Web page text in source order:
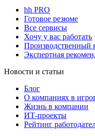
hh PRO
Готовое резюме
Все сервисы
Хочу у вас работать
Производственный
Экспертная
Новости и статьи
Блог
О компаниях в
Жизнь в компании
ИТ-проекты
Рейтинг